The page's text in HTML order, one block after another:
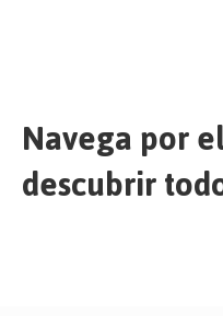
Navega por
descubrir